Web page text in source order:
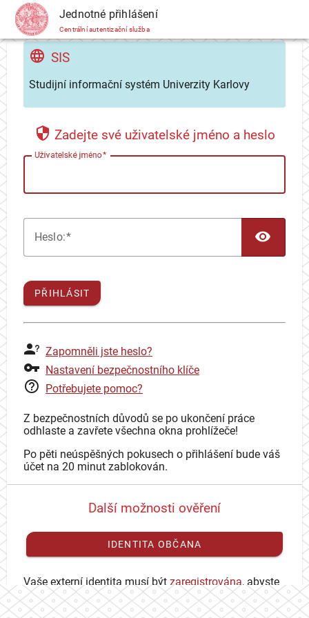
CAS Jednotné přihlášení
Centrální autentizační služba
SIS
Studijní informační systém Univerzity Karlovy
Zadejte své uživatelské jméno a heslo
Uživatelské jméno
Heslo:
PŘIHLÁSIT
Zapomněli jste heslo?
Nastavení bezpečnostního klíče
Potřebujete pomoc?
Z bezpečnostních důvodů se po ukončení práce
odhlaste a zavřete všechna okna prohlížeče!
Po pěti neúspěšných pokusech o přihlášení bude váš
účet na 20 minut zablokován.
Další možnosti ověření
IDENTITA OBČANA
Vaše externí identita musí být zaregistrována, abyste
se mohli přihlásit ke svému CAS účtu.